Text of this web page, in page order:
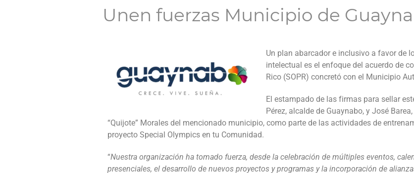
Unen fuerzas Municipio de
Un plan abarcador e inclusivo a favor de
intelectual es el enfoque del acuerdo de
Rico (SOPR) concretó con el Municipio
El estampado de las firmas para sellar
Pérez, alcalde de Guaynabo, y José
“Quijote” Morales del mencionado municipio, como parte de las actividades de
proyecto Special Olympics en tu Comunidad.
“Nuestra organización ha tomado fuerza, desde la celebración de múltiples eventos,
presenciales, el desarrollo de nuevos proyectos y programas y la incorporación de